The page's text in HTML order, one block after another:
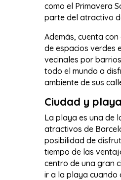
como el Primavera
parte del atractivo
Además, cuenta
de espacios verdes
vecinales por
todo el mundo a
ambiente de sus
Ciudad y playa
La playa es una de
atractivos de
posibilidad de
tiempo de las
centro de una gran
ir a la playa cuando